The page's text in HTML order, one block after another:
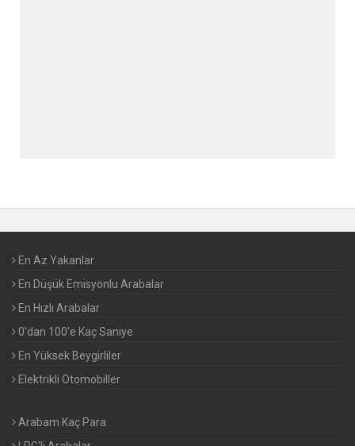
En Az Yakanlar
En Düşük Emisyonlu Arabalar
En Hızlı Arabalar
0'dan 100'e Kaç Saniye
En Yüksek Beygirliler
Elektrikli Otomobiller
Arabam Kaç Para